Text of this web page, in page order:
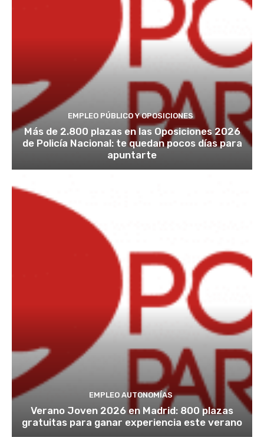
EMPLEO PÚBLICO Y OPOSICIONES
Más de 2.800 plazas en las Oposiciones 2026
de Policía Nacional: te quedan pocos días para
apuntarte
EMPLEO AUTONOMÍAS
Verano Joven 2026 en Madrid: 800 plazas
gratuitas para ganar experiencia este verano